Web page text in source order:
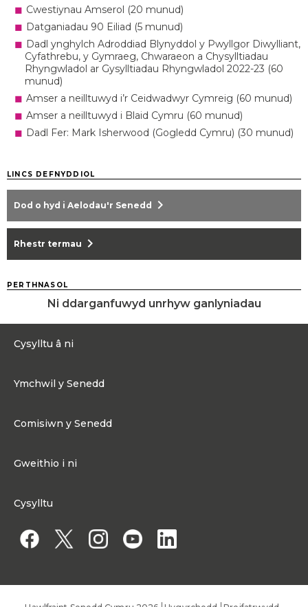
Cwestiynau Amserol (20 munud)
Datganiadau 90 Eiliad (5 munud)
Dadl ynghylch Adroddiad Blynyddol y Pwyllgor Diwylliant,
Cyfathrebu, y Gymraeg, Chwaraeon a Chysylltiadau
Rhyngwladol ar Gysylltiadau Rhyngwladol 2022-23 (60
munud)
Amser a neilltuwyd i’r Ceidwadwyr Cymreig (60 munud)
Amser a neilltuwyd i Blaid Cymru (60 munud)
Dadl Fer: Mark Isherwood (Gogledd Cymru) (30 munud)
LINCS DEFNYDDIOL
Dod o hyd i Aelodau'r Senedd chevron_right
Rhestr termau chevron_right
PERTHNASOL
Ni ddarganfuwyd unrhyw ganlyniadau
Cysylltu â ni
Cysylltu â ni
Ymchwil y Senedd
Comisiwn y Senedd
Fframwaith Llywodraethu Corfforaethol y Comisiwn
Gweithio i ni
Gweithio i Aelod Senedd
Cysylltu